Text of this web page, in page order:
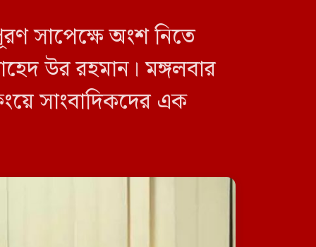
সাপেক্ষে অংশ নিতে
উর রহমান। মঙ্গলবার
সাংবাদিকদের এক